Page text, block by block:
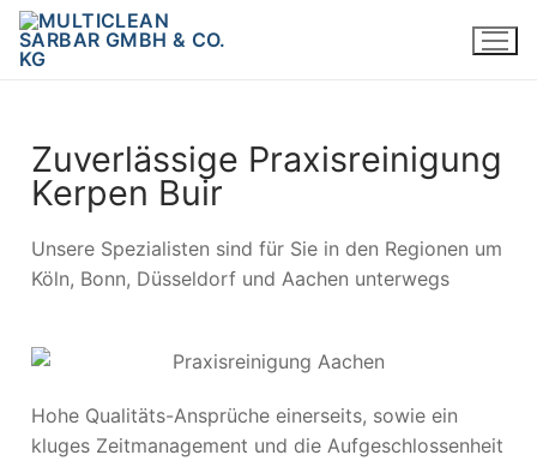
Zuverlässige Praxisreinigung
Kerpen Buir
Unsere Spezialisten sind für Sie in den Regionen um
Köln, Bonn, Düsseldorf und Aachen unterwegs
Hohe Qualitäts-Ansprüche einerseits, sowie ein
kluges Zeitmanagement und die Aufgeschlossenheit